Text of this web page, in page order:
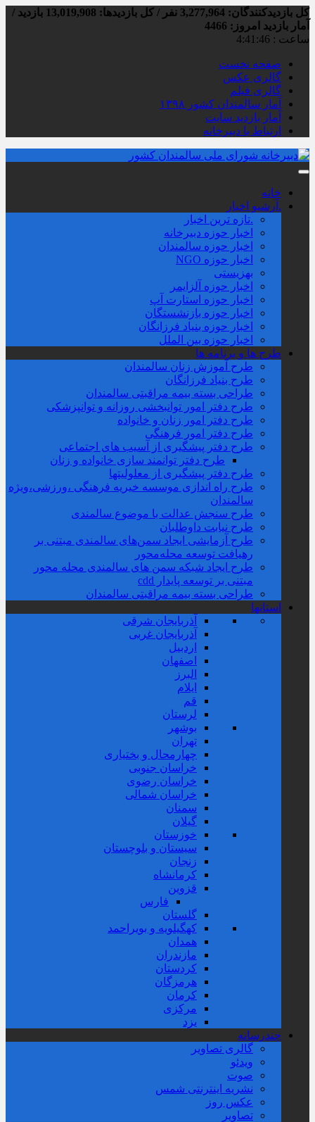
کل بازدیدکنند‌گان: 3,277,964 نفر / کل بازدیدها: 13,019,908 بازدید /
آمار بازدید امروز: 4466
ساعت : 4:41:47
صفحه نخست
گالری عکس
گالری فیلم
آمار سالمندان کشور ۱۳۹۸
آمار بازدید سایت
ارتباط با دبیرخانه
خانه
.آرشیو اخبار
.تازه ترین اخبار
اخبار حوزه دبیرخانه
اخبار حوزه سالمندان
اخبار حوزه NGO
بهزیستی
اخبار حوزه آلزايمر
اخبار حوزه استارت آپ
اخبار حوزه بازنشستگان
اخبار حوزه بنیاد فرزانگان
اخبار حوزه بین الملل
طرح ها و برنامه ها
طرح آموزش زنان سالمندان
طرح بنیاد فرزانگان
طراحی بسته بیمه مراقبتی سالمندان
طرح دفتر امور توانبخشی روزانه و توانپزشکی
طرح دفتر امور زنان و خانواده
طرح دفتر امور فرهنگی
طرح دفتر پیشگیری از آسیب های اجتماعی
طرح دفتر توانمند سازی خانواده و زنان
طرح دفتر پیشگیری از معلولیتها
طرح راه اندازی موسسه خیریه فرهنگی ،ورزشی،ویژه
سالمندان
طرح سنجش عدالت با موضوع سالمندی
طرح نیابت داوطلبان
طرح آزمایشی ایجاد سمن‌های سالمندی مبتنی بر
رهیافت توسعه محله‌‌محور
طرح ایجاد شبکه سمن های سالمندی محله محور
مبتنی بر توسعه پایدار cdd
طراحی بسته بیمه مراقبتی سالمندان
استانها
آذربایجان شرقی
آذربایجان غربی
اردبیل
اصفهان
البرز
ایلام
قم
لرستان
بوشهر
تهران
چهارمحال و بختیاری
خراسان جنوبی
خراسان رضوی
خراسان شمالی
سمنان
گیلان
خوزستان
سیستان و بلوچستان
زنجان
کرمانشاه
قزوین
فارس
گلستان
کهگیلویه و بویراحمد
همدان
مازندران
کردستان
هرمزگان
کرمان
مرکزی
یزد
چندرسانه
گالری تصاویر
ویدئو
صوت
نشریه اینترنتی شمس
عکس روز
تصاویر